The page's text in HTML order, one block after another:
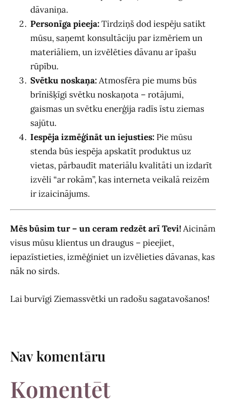
dāvaniņa.
Personīga pieeja:Tirdziņš dod iespēju satikt
mūsu, saņemt konsultāciju par izmēriem un
materiāliem, un izvēlēties dāvanu ar īpašu
rūpību.
Svētku noskaņa:Atmosfēra pie mums būs
brīnišķīgi svētku noskaņota – rotājumi,
gaismas un svētku enerģija radīs īstu ziemas
sajūtu.
Iespēja izmēģināt un iejusties: Pie mūsu
stenda būs iespēja apskatīt produktus uz
vietas, pārbaudīt materiālu kvalitāti un izdarīt
izvēli “ar rokām”, kas interneta veikalā reizēm
ir izaicinājums.
Mēs būsim tur – un ceram redzēt arī Tevi!Aicinām
visus mūsu klientus un draugus – pieejiet,
iepazīstieties, izmēģiniet un izvēlieties dāvanas, kas
nāk no sirds.
Lai burvīgi Ziemassvētki un radošu sagatavošanos!
Nav komentāru
Komentēt